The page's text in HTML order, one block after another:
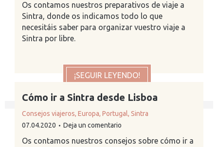
Os contamos nuestros preparativos de viaje a
Sintra, donde os indicamos todo lo que
necesitáis saber para organizar vuestro viaje a
Sintra por libre.
¡SEGUIR LEYENDO!
Cómo ir a Sintra desde Lisboa
Consejos viajeros, Europa, Portugal, Sintra
07.04.2020
Deja un comentario
Os contamos nuestros consejos sobre cómo ir a